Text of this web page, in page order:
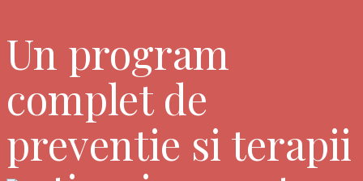
Un program
complet de
preventie si terapii